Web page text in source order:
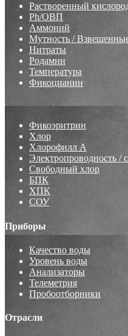
Растворенный
Ph/ОВП
Аммоний
Мутность /
Нитраты
Родамин
Температура
Фикоцианин
Фикоэритрин
Хлор
Хлорофилл А
Электропроводность /
Свободный хлор
БПК
ХПК
СОУ
Приборы
Качество воды
Уровень воды
Анализаторы
Телеметрия
Пробоотборники
Отрасли